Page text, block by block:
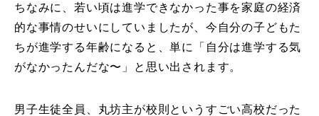
ちなみに、若い頃は進学できなかった事を家庭の経済
的な事情のせいにしていましたが、今自分の子どもた
ちが進学する年齢になると、単に「自分は進学する気
がなかったんだな〜」と思い出されます。
男子生徒全員、丸坊主が校則というすごい高校だった